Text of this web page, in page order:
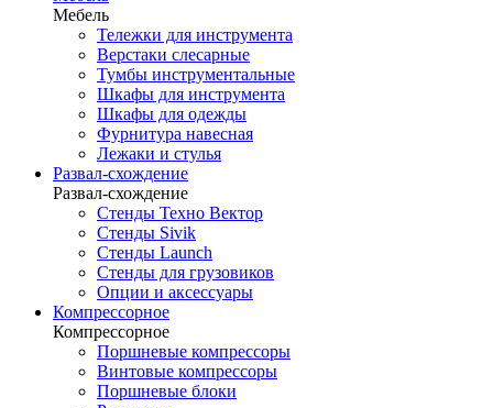
Мебель
Тележки для инструмента
Верстаки слесарные
Тумбы инструментальные
Шкафы для инструмента
Шкафы для одежды
Фурнитура навесная
Лежаки и стулья
Развал-схождение
Развал-схождение
Стенды Техно Вектор
Стенды Sivik
Стенды Launch
Стенды для грузовиков
Опции и аксессуары
Компрессорное
Компрессорное
Поршневые компрессоры
Винтовые компрессоры
Поршневые блоки